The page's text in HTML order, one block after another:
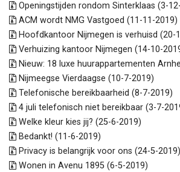
Openingstijden rondom Sinterklaas (3-
ACM wordt NMG Vastgoed (11-11-2019)
Hoofdkantoor Nijmegen is verhuisd (20-
Verhuizing kantoor Nijmegen (14-10-
Nieuw: 18 luxe huurappartementen
Nijmeegse Vierdaagse (10-7-2019)
Telefonische bereikbaarheid (8-7-2019)
4 juli telefonisch niet bereikbaar (3-7-
Welke kleur kies jij? (25-6-2019)
Bedankt! (11-6-2019)
Privacy is belangrijk voor ons (24-5-2019)
Wonen in Avenu 1895 (6-5-2019)